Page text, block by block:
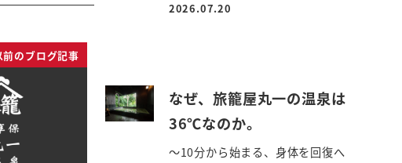
前のブログ記事
投稿日
2026.07.20
なぜ、旅籠屋丸一の温泉は
36℃なのか。
～10分から始まる、身体を回復へ